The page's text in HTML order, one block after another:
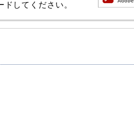
してください。